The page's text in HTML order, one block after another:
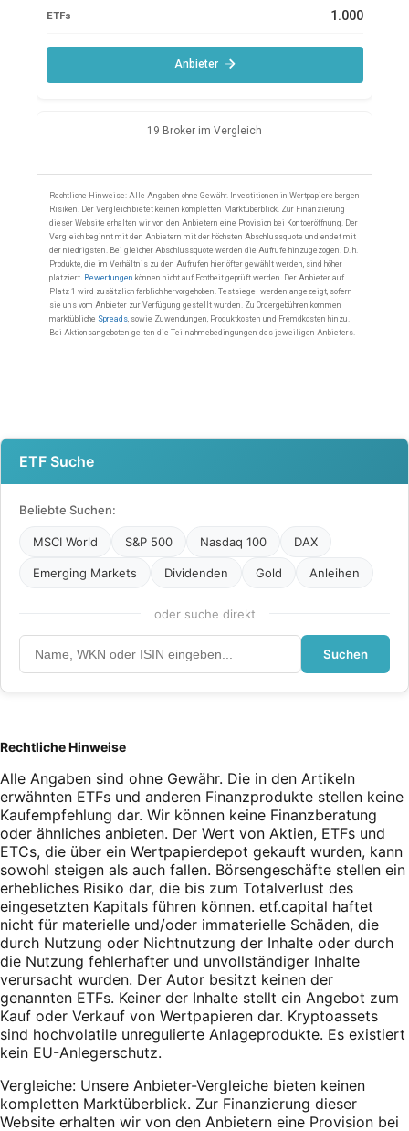
ETF Suche
Beliebte Suchen:
MSCI World S&P 500 Nasdaq 100 DAX
Emerging Markets Dividenden Gold Anleihen
oder suche direkt
Suchen
Rechtliche Hinweise
Alle Angaben sind ohne Gewähr. Die in den Artikeln
erwähnten ETFs und anderen Finanzprodukte stellen keine
Kaufempfehlung dar. Wir können keine Finanzberatung
oder ähnliches anbieten. Der Wert von Aktien, ETFs und
ETCs, die über ein Wertpapierdepot gekauft wurden, kann
sowohl steigen als auch fallen. Börsengeschäfte stellen ein
erhebliches Risiko dar, die bis zum Totalverlust des
eingesetzten Kapitals führen können. etf.capital haftet
nicht für materielle und/oder immaterielle Schäden, die
durch Nutzung oder Nichtnutzung der Inhalte oder durch
die Nutzung fehlerhafter und unvollständiger Inhalte
verursacht wurden. Der Autor besitzt keinen der
genannten ETFs. Keiner der Inhalte stellt ein Angebot zum
Kauf oder Verkauf von Wertpapieren dar. Kryptoassets
sind hochvolatile unregulierte Anlageprodukte. Es existiert
kein EU-Anlegerschutz.
Vergleiche: Unsere Anbieter-Vergleiche bieten keinen
kompletten Marktüberblick. Zur Finanzierung dieser
Website erhalten wir von den Anbietern eine Provision bei